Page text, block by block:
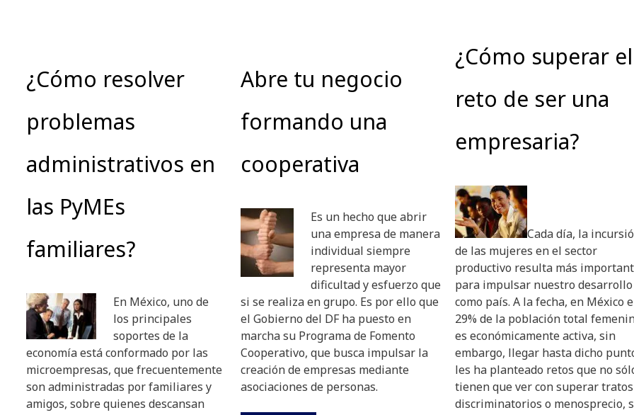
¿Cómo resolver
problemas
administrativos en
las PyMEs
familiares?
En México, uno de
los principales
soportes de la
economía está conformado por las
microempresas, que frecuentemente
son administradas por familiares y
amigos, sobre quienes descansan
Abre tu negocio
formando una
cooperativa
Es un hecho que abrir
una empresa de manera
individual siempre
representa mayor
dificultad y esfuerzo que
si se realiza en grupo. Es por ello que
el Gobierno del DF ha puesto en
marcha su Programa de Fomento
Cooperativo, que busca impulsar la
creación de empresas mediante
asociaciones de personas.
¿Cómo superar el
reto de ser una
empresaria?
Cada día, la
de las mujeres en el sector
productivo resulta más
para impulsar nuestro desarrollo
como país. A la fecha, en México
29% de la población total
es económicamente activa, sin
embargo, llegar hasta dicho
les ha planteado retos que no
tienen que ver con superar tratos
discriminatorios o menosprecio,